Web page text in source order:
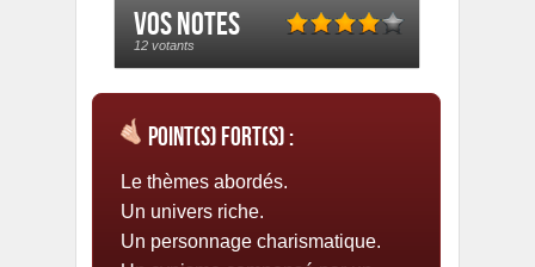
Vos notes
12 votants
Point(s) fort(s) :
Le thèmes abordés.
Un univers riche.
Un personnage charismatique.